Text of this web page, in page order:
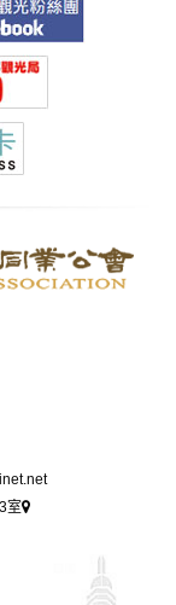
室